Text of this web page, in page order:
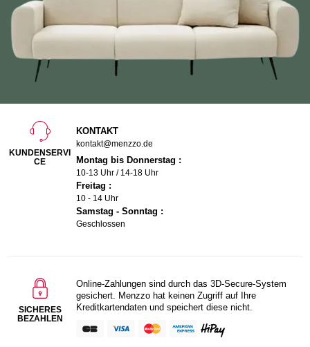
KUNDENSERVI
CE
KONTAKT
kontakt@menzzo.de
Montag bis Donnerstag :
10-13 Uhr / 14-18 Uhr
Freitag :
10 - 14 Uhr
Samstag - Sonntag :
Geschlossen
SICHERES
BEZAHLEN
Online-Zahlungen sind durch das 3D-Secure-System
gesichert. Menzzo hat keinen Zugriff auf Ihre
Kreditkartendaten und speichert diese nicht.